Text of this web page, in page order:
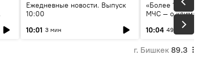
Ежедневные новости. Выпуск
10:00
10:01 3 мин
«Более 1200 сёл в
МЧС — о климате,
системе
населения
10:04 49 мин
г. Бишкек 89.3